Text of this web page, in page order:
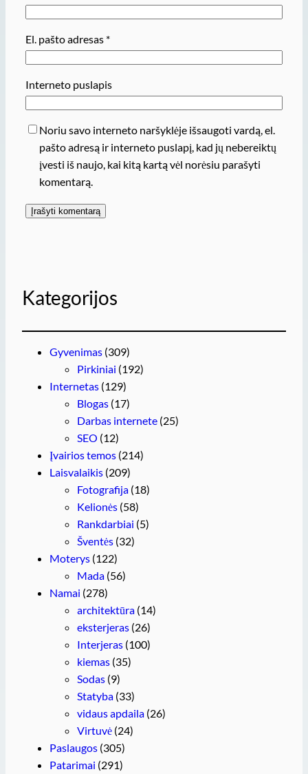
El. pašto adresas *
Interneto puslapis
Noriu savo interneto naršyklėje išsaugoti vardą, el.
pašto adresą ir interneto puslapį, kad jų nebereiktų
įvesti iš naujo, kai kitą kartą vėl norėsiu parašyti
komentarą.
Kategorijos
Gyvenimas (309)
Pirkiniai (192)
Internetas (129)
Blogas (17)
Darbas internete (25)
SEO (12)
Įvairios temos (214)
Laisvalaikis (209)
Fotografija (18)
Kelionės (58)
Rankdarbiai (5)
Šventės (32)
Moterys (122)
Mada (56)
Namai (278)
architektūra (14)
eksterjeras (26)
Interjeras (100)
kiemas (35)
Sodas (9)
Statyba (33)
vidaus apdaila (26)
Virtuvė (24)
Paslaugos (305)
Patarimai (291)